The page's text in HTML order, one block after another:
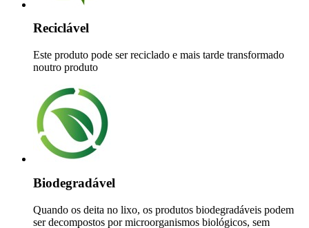
Reciclável
Este produto pode ser reciclado e mais tarde transformado
noutro produto
Biodegradável
Quando os deita no lixo, os produtos biodegradáveis podem
ser decompostos por microorganismos biológicos, sem